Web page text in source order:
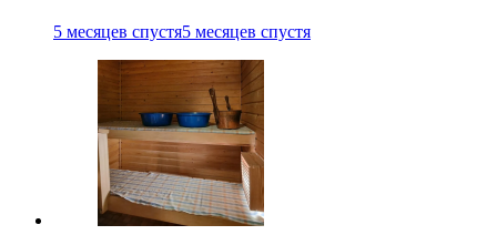
5 месяцев спустя5 месяцев спустя